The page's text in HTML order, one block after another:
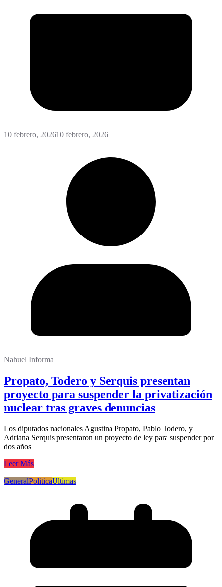
10 febrero, 202610 febrero, 2026
Nahuel Informa
Propato, Todero y Serquis presentan
proyecto para suspender la privatización
nuclear tras graves denuncias
Los diputados nacionales Agustina Propato, Pablo Todero, y
Adriana Serquis presentaron un proyecto de ley para suspender por
dos años
Leer Más
GeneralPoliticaUltimas